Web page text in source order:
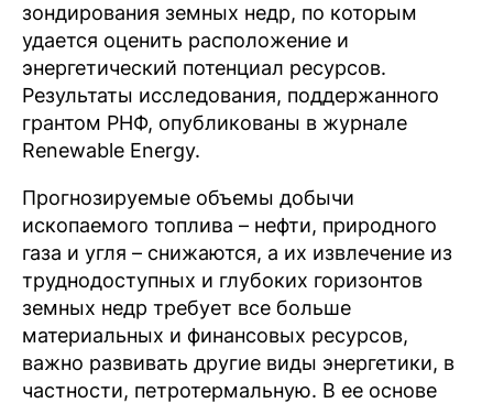
зондирования земных недр, по которым
удается оценить расположение и
энергетический потенциал ресурсов.
Результаты исследования, поддержанного
грантом РНФ, опубликованы в журнале
Renewable Energy.
Прогнозируемые объемы добычи
ископаемого топлива – нефти, природного
газа и угля – снижаются, а их извлечение из
труднодоступных и глубоких горизонтов
земных недр требует все больше
материальных и финансовых ресурсов,
важно развивать другие виды энергетики, в
частности, петротермальную. В ее основе